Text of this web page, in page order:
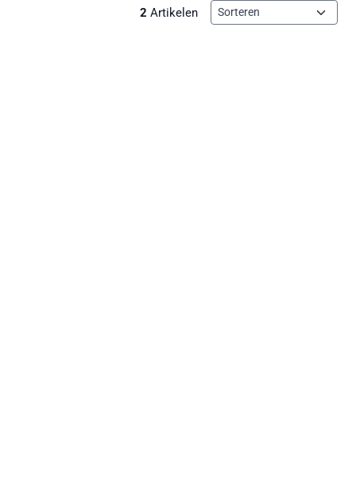
2 Artikelen Sorteermethode